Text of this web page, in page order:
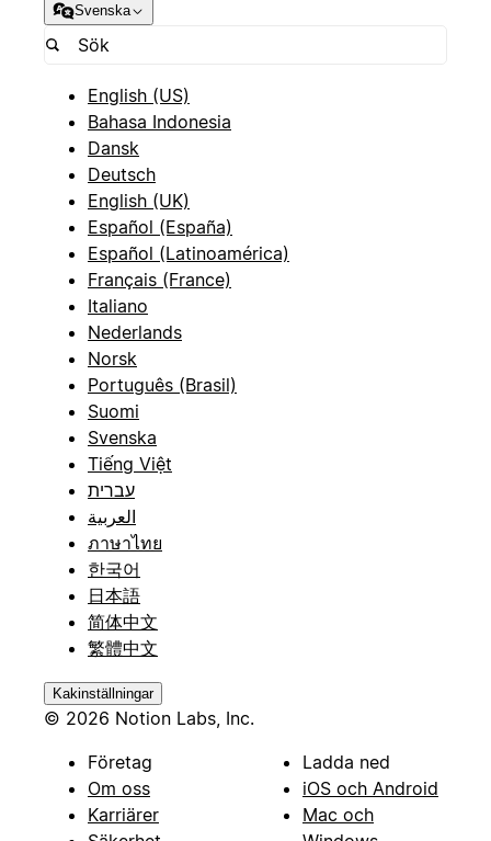
Svenska
English (US)
Bahasa Indonesia
Dansk
Deutsch
English (UK)
Español (España)
Español (Latinoamérica)
Français (France)
Italiano
Nederlands
Norsk
Português (Brasil)
Suomi
Svenska
Tiếng Việt
עברית
العربية
ภาษาไทย
한국어
日本語
简体中文
繁體中文
Kakinställningar
© 2026 Notion Labs, Inc.
Företag
Om oss
Karriärer
Ladda ned
iOS och Android
Mac och